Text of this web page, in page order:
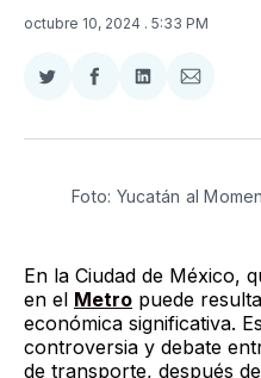
octubre 10, 2024 . 5:33 PM
Compartir
Twitter
Compartir
Facebook
Compartir
LinkedIn
Email
Foto: Yucatán al
En la Ciudad de México,
en el Metro puede
económica significativa.
controversia y debate
de transporte, después